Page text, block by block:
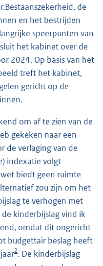
de
en het bestrijden
speerpunten van
het kabinet over de
2024. Op basis van het
treft het kabinet,
gericht op de
om af te zien van de
gekeken naar een
de verlaging van de
indexatie volgt
biedt geen ruimte
zou zijn om het
te verhogen met
kinderbijslag vind ik
omdat dit ongericht
budgettair beslag heeft
2. De kinderbijslag